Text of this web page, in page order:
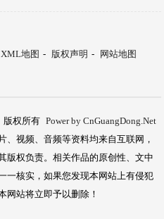
XML地图 - 版权声明 -
网站地图
版权所有 Power by CnGuangDong.Net
、视频、音频等资料均来自互联网，
版权负责。相关作品的原创性、文中
一核实，如果您发现本网站上有侵犯
网站将立即予以删除！